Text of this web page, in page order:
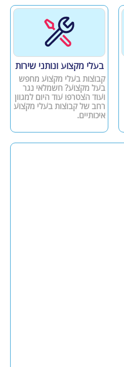
בעלי מקצוע ונותני שירות
קבוצות בעלי מקצוע מחפש
בעל מקצוע? חשמלאי נגר
ועוד הצטרפו עוד היום למגוון
רחב של קבוצות בעלי מקצוע
איכותיים.